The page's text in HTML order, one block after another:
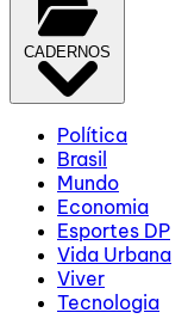
CADERNOS
Política
Brasil
Mundo
Economia
Esportes DP
Vida Urbana
Viver
Tecnologia